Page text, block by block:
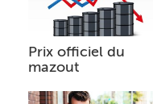
Prix officiel du
mazout